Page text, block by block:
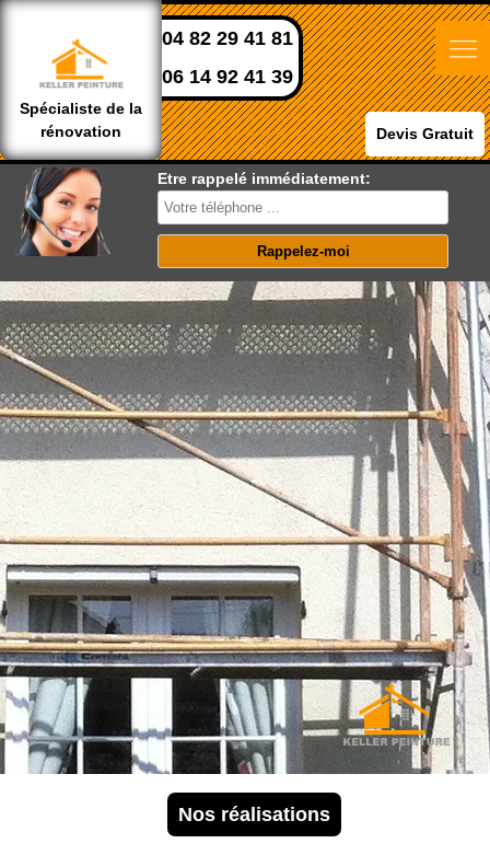
Spécialiste de la
rénovation
04 82 29 41 81
06 14 92 41 39
Devis Gratuit
Etre rappelé immédiatement:
Nos réalisations